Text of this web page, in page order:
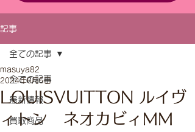
記事
全ての記事
最新情報
買取商品
全ての記事
LOUISVUITTON ルイヴ
ィトン ネオカビィMM
masuya82
2024年6月5日